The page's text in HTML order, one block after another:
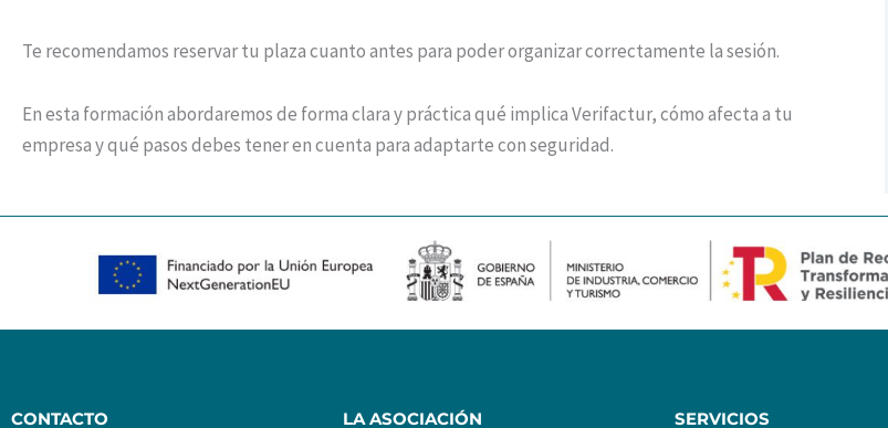
Te recomendamos reservar tu plaza cuanto antes para poder organizar correctamente la sesión.
En esta formación abordaremos de forma clara y práctica qué implica Verifactur, cómo afecta a tu
empresa y qué pasos debes tener en cuenta para adaptarte con seguridad.
CONTACTO LA ASOCIACIÓN SERVICIOS